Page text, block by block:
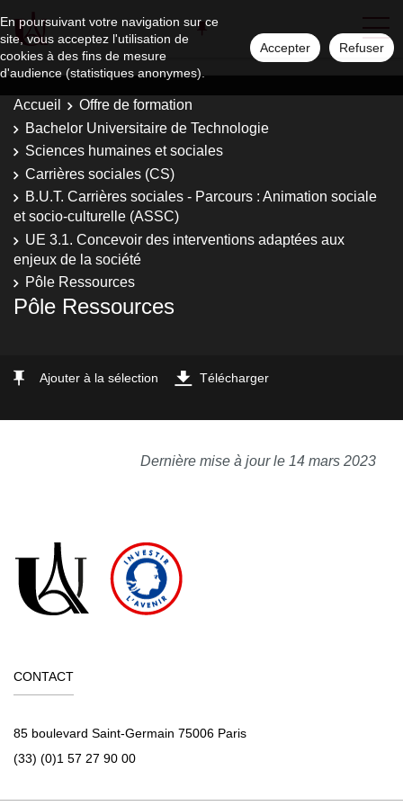
En poursuivant votre navigation sur ce
site, vous acceptez l'utilisation de
cookies à des fins de mesure
d'audience (statistiques anonymes).
Accepter Refuser
Accueil
Offre de formation
Bachelor Universitaire de Technologie
Sciences humaines et sociales
Carrières sociales (CS)
B.U.T. Carrières sociales - Parcours : Animation sociale
et socio-culturelle (ASSC)
UE 3.1. Concevoir des interventions adaptées aux
enjeux de la société
Pôle Ressources
Pôle Ressources
Ajouter à la sélection Télécharger
Dernière mise à jour le 14 mars 2023
CONTACT
85 boulevard Saint-Germain 75006 Paris
(33) (0)1 57 27 90 00